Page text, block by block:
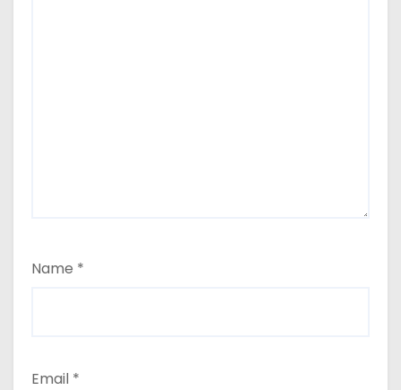
Name *
Email *